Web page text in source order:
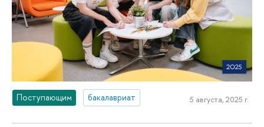
Поступающим бакалавриат 5 августа, 2025 г.